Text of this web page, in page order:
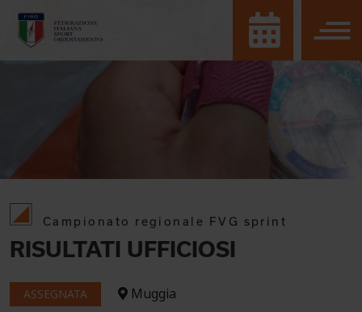
Campionato regionale FVG sprint
RISULTATI UFFICIOSI
ASSEGNATA Muggia